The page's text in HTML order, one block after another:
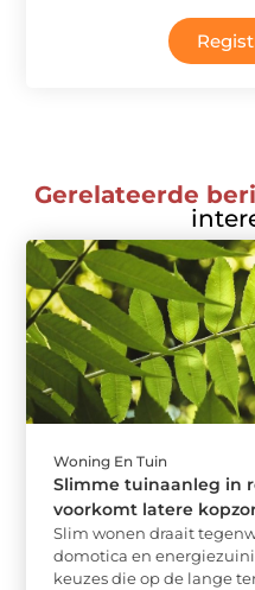
Gerelateerde
Woning En Tuin
Slimme tuinaanleg in
voorkomt latere
Slim wonen draait
domotica en
keuzes die op de lange